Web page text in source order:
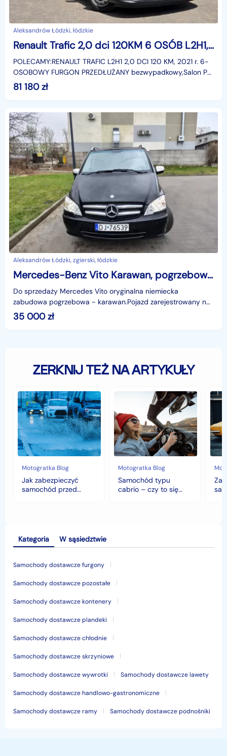
Aleksandrów Łódzki, łódzkie
Renault Trafic 2,0 dci 120KM 6 OSÓB L2H1,I WŁ,Salon PL, LED, , F.vat- 66000 netto
POLECAMY:RENAULT TRAFIC L2H1 2,0 DCI 120 KM, 2021 r. 6-
OSOBOWY FURGON PRZEDŁUŻANY bezwypadkowy,Salon PL,
I WŁ, Samochód zadbany , w jednych rękach od nowości
81 180zł
Aleksandrów Łódzki, zgierski, łódzkie
Mercedes-Benz Vito Karawan, pogrzebowy 5 osobowy
Do sprzedaży Mercedes Vito oryginalna niemiecka
zabudowa pogrzebowa - karawan.Pojazd zarejestrowany na
5 osób.Sprawny w stanie technicznym i wizualnym dobrym.Si
35 000zł
ZERKNIJ TEŻ NA ARTYKUŁY
Jak
zabezpieczyć
samochód
przed
jesiennymi
chłodami
i
deszczem?
Motogratka Blog
Jak zabezpieczyć
samochód przed
Samochód
cabrio
–
czy
to
się
opłaca
w
polskim
klimacie?
Motogratka Blog
Samochód typu
cabrio – czy to się
czyli
Kategoria
Samochody dostawcze furgony
Samochody dostawcze pozostałe
Samochody dostawcze kontenery
Samochody dostawcze plandeki
Samochody dostawcze chłodnie
Samochody dostawcze skrzyniowe
Samochody dostawcze wywrotki Samochody dostawcze lawety
Samochody dostawcze handlowo-gastronomiczne
Samochody dostawcze ramy Samochody dostawcze podnośniki
W sąsiedztwie